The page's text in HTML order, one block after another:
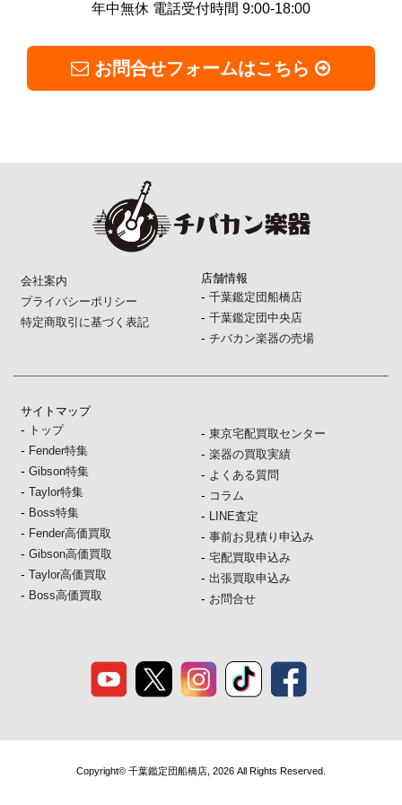
年中無休 電話受付時間 9:00-18:00
お問合せフォームはこちら
会社案内
プライバシーポリシー
特定商取引に基づく表記
店舗情報
- 千葉鑑定団船橋店
- 千葉鑑定団中央店
- チバカン楽器の売場
サイトマップ
- トップ
- Fender特集
-Gibson特集
-Taylor特集
- Boss特集
- Fender高価買取
-Gibson高価買取
-Taylor高価買取
- Boss高価買取
- 東京宅配買取センター
- 楽器の買取実績
- よくある質問
- コラム
- LINE査定
- 事前お見積り申込み
- 宅配買取申込み
- 出張買取申込み
- お問合せ
Copyright© 千葉鑑定団船橋店, 2026 All Rights Reserved.